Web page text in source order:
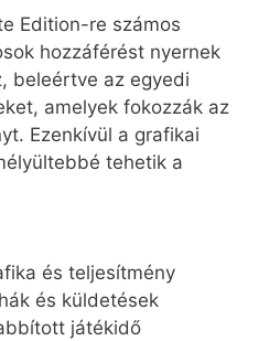
Edition-re számos
hozzáférést nyernek
beleértve az egyedi
amelyek fokozzák az
Ezenkívül a grafikai
tehetik a
és teljesítmény
és küldetések
játékidő